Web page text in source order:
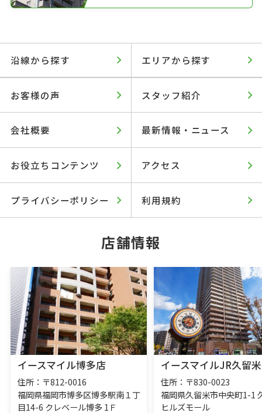
沿線から探す エリアから探す
お客様の声 スタッフ紹介
会社概要 最新情報・ニュース
お役立ちコンテンツ アクセス
プライバシーポリシー 利用規約
店舗情報
イースマイル博多店
住所：〒812-0016
福岡県福岡市博多区博多駅南１丁
目14-6 クレベール博多 1Ｆ
イースマイルJR久留
住所：〒830-0023
福岡県久留米市中央町1-1
ヒルズモール